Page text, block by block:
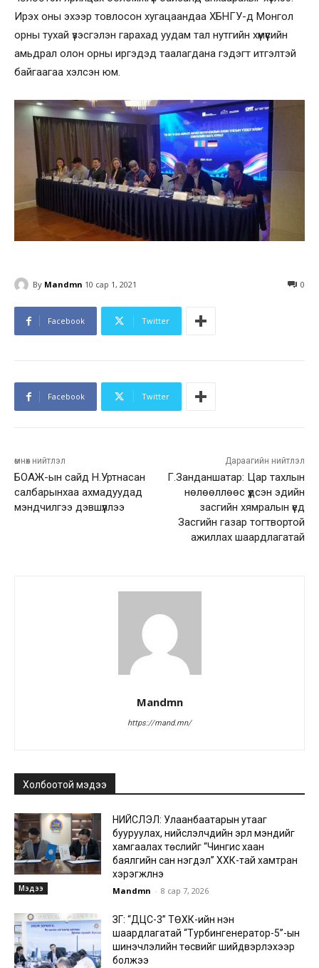
Ирэх оны эхээр товлосон хугацаандаа ХБНГУ-д Монгол
орны тухай үзэсгэлэн гарахад уудам тал нутгийн хүмүүсийн
амьдрал олон орны иргэдэд таалагдана гэдэгт итгэлтэй
байгаагаа хэлсэн юм.
By Mandmn 10 сар 1, 2021 0
Facebook Twitter
Facebook Twitter
өмнөх нийтлэл
БОАЖ-ын сайд Н.Уртнасан
салбарынхаа ахмадуудад
мэндчилгээ дэвшүүллээ
Дараагийн нийтлэл
Г.Занданшатар: Цар тахлын
нөлөөллөөс үүдсэн эдийн
засгийн хямралын үед
Засгийн газар тогтвортой
ажиллах шаардлагатай
Mandmn
https://mand.mn/
Холбоотой мэдээ
Мэдээ
НИЙСЛЭЛ: Улаанбаатарын утааг
бууруулах, нийслэлчүүдийн эрүүл мэндийг
хамгаалах төслийг “Чингис хаан
баялгийн сан нэгдэл” ХХК-тай хамтран
хэрэгжүүлнэ
Mandmn - 8 сар 7, 2026
ЗГ: “ДЦС-3” ТӨХК-ийн нэн
шаардлагатай “Турбингенератор-5”-ын
шинэчлэлийн төсвийг шийдвэрлэхээр
болжээ